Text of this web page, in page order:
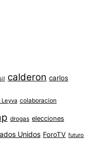
calderon carlos
Leyva colaboracion
drogas elecciones
Unidos ForoTV futuro